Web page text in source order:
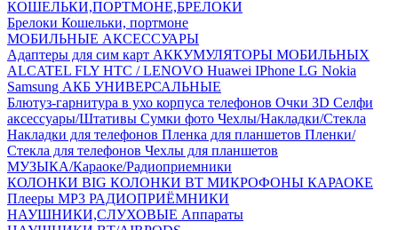
КОШЕЛЬКИ,ПОРТМОНЕ,БРЕЛОКИ
Брелоки Кошельки, портмоне
МОБИЛЬНЫЕ АКСЕССУАРЫ
Адаптеры для сим карт АККУМУЛЯТОРЫ МОБИЛЬНЫХ
ALCATEL FLY HTC / LENOVO Huawei IPhone LG Nokia
Samsung АКБ УНИВЕРСАЛЬНЫЕ
Блютуз-гарнитура в ухо корпуса телефонов Очки 3D Селфи
аксессуары/Штативы Сумки фото Чехлы/Накладки/Стекла
Накладки для телефонов Пленка для планшетов Пленки/
Стекла для телефонов Чехлы для планшетов
МУЗЫКА/Караоке/Радиоприемники
КОЛОНКИ BIG КОЛОНКИ BT МИКРОФОНЫ КАРАОКЕ
Плееры MP3 РАДИОПРИЁМНИКИ
НАУШНИКИ,СЛУХОВЫЕ Аппараты